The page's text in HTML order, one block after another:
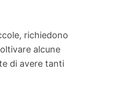
richiedono
alcune
di avere tanti